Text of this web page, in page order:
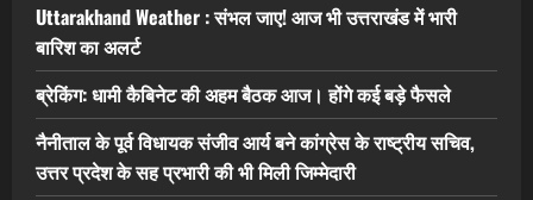
Uttarakhand Weather : संभल जाए! आज भी उत्तराखंड में भारी
बारिश का अलर्ट
ब्रेकिंग: धामी कैबिनेट की अहम बैठक आज। होंगे कई बड़े फैसले
नैनीताल के पूर्व विधायक संजीव आर्य बने कांग्रेस के राष्ट्रीय सचिव,
उत्तर प्रदेश के सह प्रभारी की भी मिली जिम्मेदारी